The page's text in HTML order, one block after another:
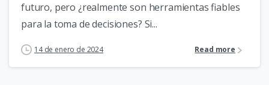
futuro, pero ¿realmente son herramientas fiables
para la toma de decisiones? Si...
14 de enero de 2024 Read more